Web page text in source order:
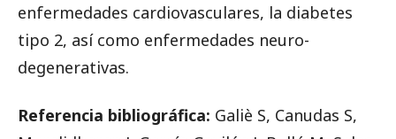
enfermedades cardiovasculares, la diabetes
tipo 2, así como enfermedades neuro-
degenerativas.
Referencia bibliográfica: Galiè S, Canudas S,